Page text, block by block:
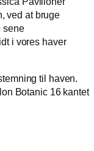
ved at bruge
sene
i vores haver
Botanic 16 kantet